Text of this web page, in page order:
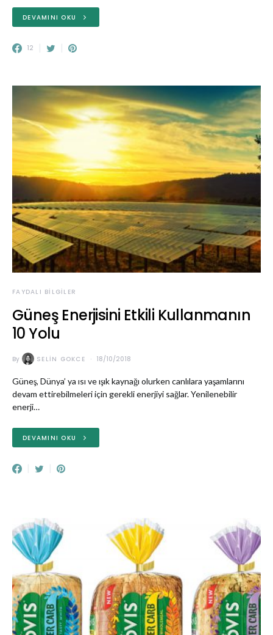
DEVAMINI OKU
12
FAYDALI BILGILER
Güneş Enerjisini Etkili Kullanmanın
10 Yolu
By SELIN GOKCE 18/10/2018
Güneş, Dünya’ ya ısı ve ışık kaynağı olurken canlılara yaşamlarını
devam ettirebilmeleri için gerekli enerjiyi sağlar. Yenilenebilir
enerji…
DEVAMINI OKU